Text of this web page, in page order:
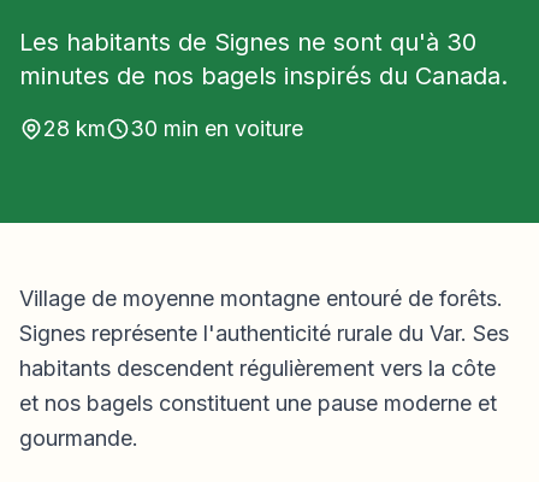
Les habitants de Signes ne sont qu'à 30
minutes de nos bagels inspirés du Canada.
28 km 30 min en voiture
Village de moyenne montagne entouré de forêts.
Signes représente l'authenticité rurale du Var. Ses
habitants descendent régulièrement vers la côte
et nos bagels constituent une pause moderne et
gourmande.